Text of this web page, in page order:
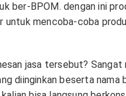
ber-BPOM. dengan ini
untuk mencoba-coba
jasa tersebut?
diinginkan beserta nama